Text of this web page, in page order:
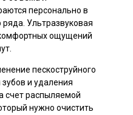
персонально в
ряда. Ультразвуковая
ощущений
пескоструйного
и удаления
счет распыляемой
нужно очистить